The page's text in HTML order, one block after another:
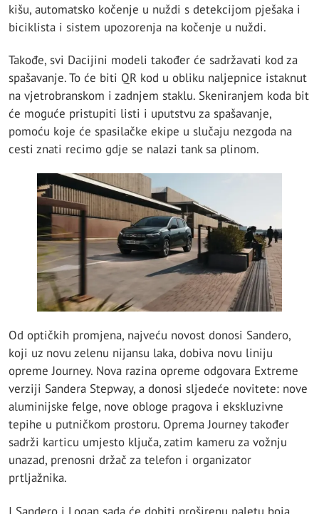
kišu, automatsko kočenje u nuždi s detekcijom pješaka i
biciklista i sistem upozorenja na kočenje u nuždi.
Takođe, svi Dacijini modeli također će sadržavati kod za
spašavanje. To će biti QR kod u obliku naljepnice istaknut
na vjetrobranskom i zadnjem staklu. Skeniranjem koda bit
će moguće pristupiti listi i uputstvu za spašavanje,
pomoću koje će spasilačke ekipe u slučaju nezgoda na
cesti znati recimo gdje se nalazi tank sa plinom.
Od optičkih promjena, najveću novost donosi Sandero,
koji uz novu zelenu nijansu laka, dobiva novu liniju
opreme Journey. Nova razina opreme odgovara Extreme
verziji Sandera Stepway, a donosi sljedeće novitete: nove
aluminijske felge, nove obloge pragova i ekskluzivne
tepihe u putničkom prostoru. Oprema Journey također
sadrži karticu umjesto ključa, zatim kameru za vožnju
unazad, prenosni držač za telefon i organizator
prtljažnika.